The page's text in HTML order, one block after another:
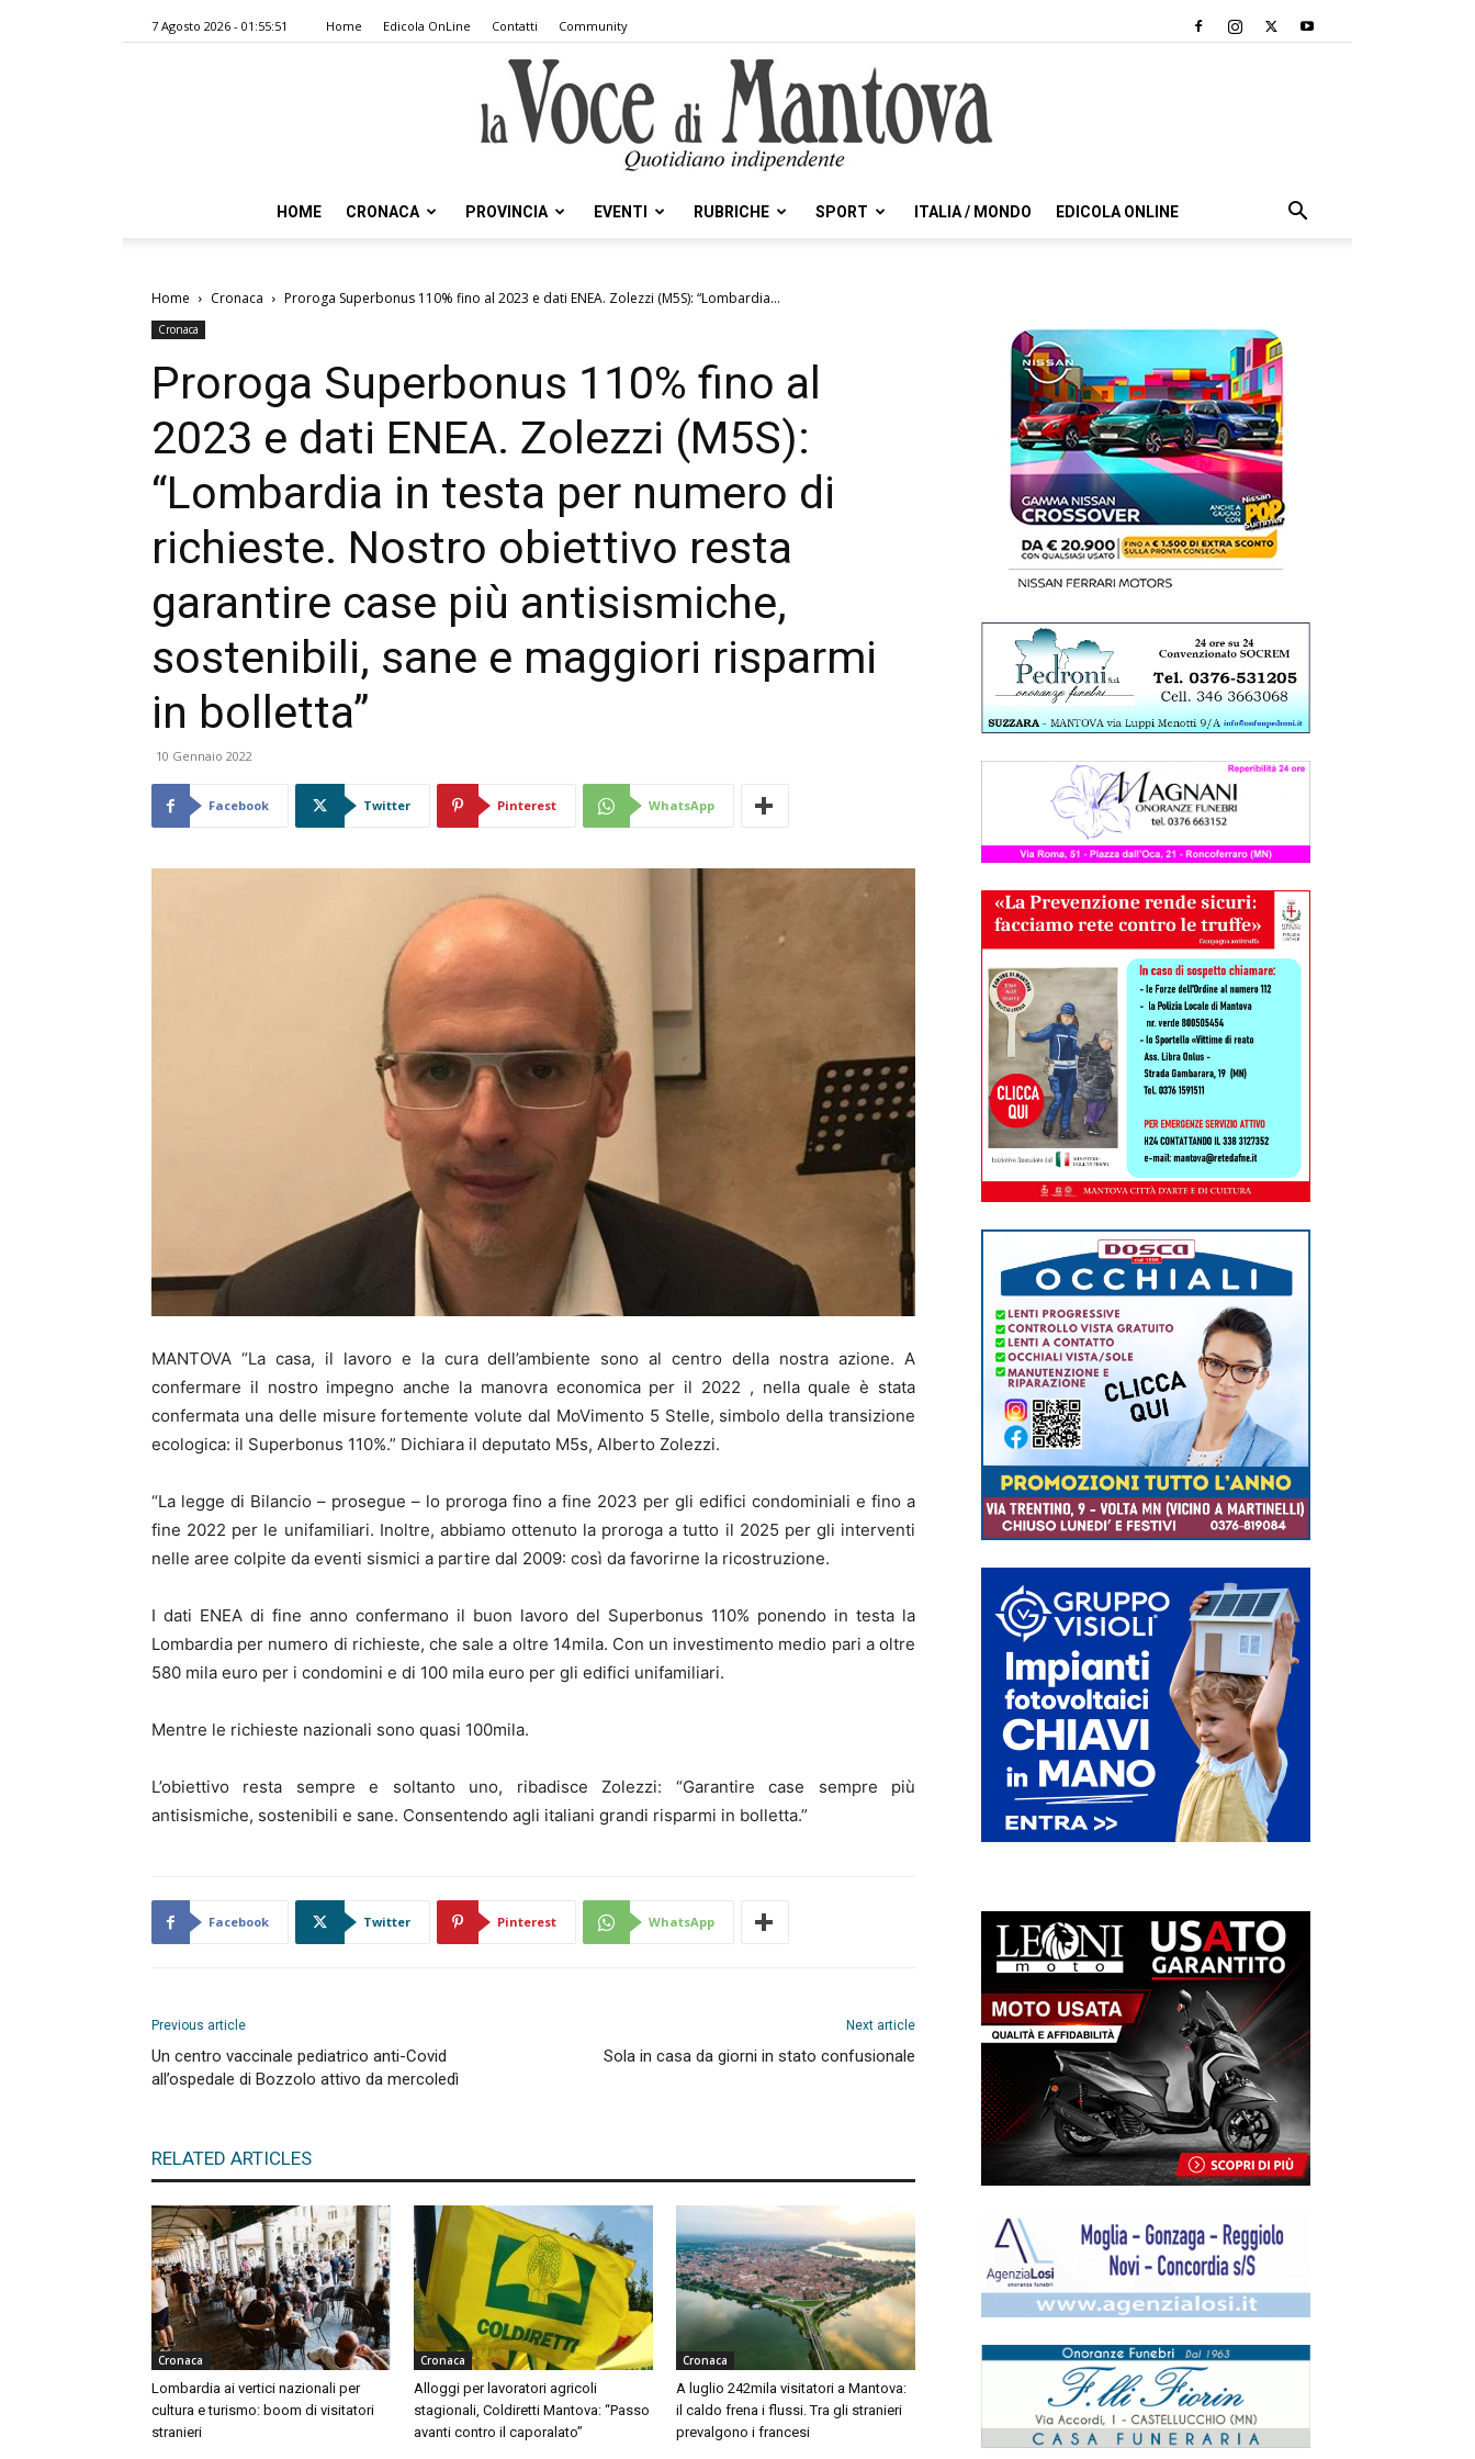
7 Agosto 2026 - 01:55:51 Home Edicola OnLine Contatti Community
Voce
Mantova
HOME CRONACA PROVINCIA EVENTI RUBRICHE SPORT ITALIA / MONDO EDICOLA ONLINE
Home Cronaca Proroga Superbonus 110% fino al 2023 e dati ENEA. Zolezzi (M5S): “Lombardia...
Cronaca
Proroga Superbonus 110% fino al
2023 e dati ENEA. Zolezzi (M5S):
“Lombardia in testa per numero di
richieste. Nostro obiettivo resta
garantire case più antisismiche,
sostenibili, sane e maggiori risparmi
in bolletta”
10 Gennaio 2022
Facebook Twitter Pinterest WhatsApp
MANTOVA “La casa, il lavoro e la cura dell’ambiente sono al centro della nostra azione. A
confermare il nostro impegno anche la manovra economica per il 2022 , nella quale è stata
confermata una delle misure fortemente volute dal MoVimento 5 Stelle, simbolo della transizione
ecologica: il Superbonus 110%.” Dichiara il deputato M5s, Alberto Zolezzi.
“La legge di Bilancio – prosegue – lo proroga fino a fine 2023 per gli edifici condominiali e fino a
fine 2022 per le unifamiliari. Inoltre, abbiamo ottenuto la proroga a tutto il 2025 per gli interventi
nelle aree colpite da eventi sismici a partire dal 2009: così da favorirne la ricostruzione.
I dati ENEA di fine anno confermano il buon lavoro del Superbonus 110% ponendo in testa la
Lombardia per numero di richieste, che sale a oltre 14mila. Con un investimento medio pari a oltre
580 mila euro per i condomini e di 100 mila euro per gli edifici unifamiliari.
Mentre le richieste nazionali sono quasi 100mila.
L’obiettivo resta sempre e soltanto uno, ribadisce Zolezzi: “Garantire case sempre più
antisismiche, sostenibili e sane. Consentendo agli italiani grandi risparmi in bolletta.”
Facebook Twitter Pinterest WhatsApp
Previous article
Un centro vaccinale pediatrico anti-Covid
all’ospedale di Bozzolo attivo da mercoledì
Next article
Sola in casa da giorni in stato confusionale
RELATED ARTICLES
Cronaca
Lombardia ai vertici nazionali per
cultura e turismo: boom di visitatori
stranieri
Cronaca
Alloggi per lavoratori agricoli
stagionali, Coldiretti Mantova: “Passo
avanti contro il caporalato”
Cronaca
A luglio 242mila visitatori a Mantova:
il caldo frena i flussi. Tra gli stranieri
prevalgono i francesi